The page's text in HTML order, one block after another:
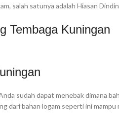
salah satunya adalah Hiasan
sudah dapat menebak dimana
dari bahan logam seperti ini